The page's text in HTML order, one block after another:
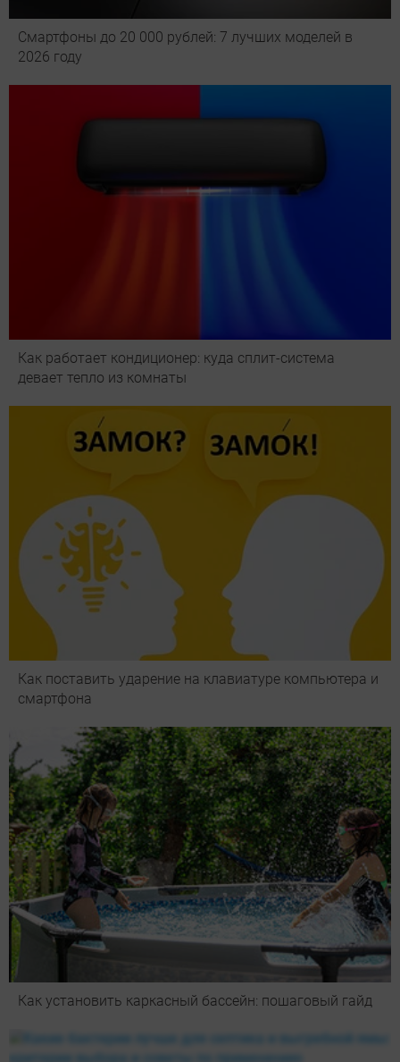
Смартфоны до 20 000 рублей: 7 лучших моделей в
2026 году
Как работает кондиционер: куда сплит-система
девает тепло из комнаты
Как поставить ударение на клавиатуре компьютера и
смартфона
Как установить каркасный бассейн: пошаговый гайд